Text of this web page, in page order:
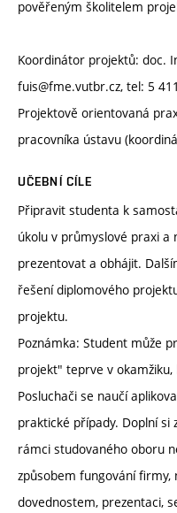
pověřeným školitelem
Koordinátor projektů: doc.
fuis@fme.vutbr.cz, tel: 5
Projektově orientovaná
pracovníka ústavu
UČEBNÍ CÍLE
Připravit studenta k
úkolu v průmyslové praxi a
prezentovat a obhájit.
řešení diplomového
projektu.
Poznámka: Student může
projekt" teprve v
Posluchači se naučí
praktické případy. Doplní si
rámci studovaného oboru
způsobem fungování firmy,
dovednostem, prezentaci,